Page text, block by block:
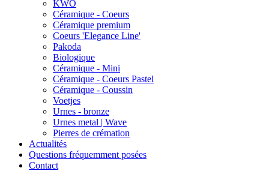
KWO
Céramique - Coeurs
Céramique premium
Coeurs 'Elegance Line'
Pakoda
Biologique
Céramique - Mini
Céramique - Coeurs Pastel
Céramique - Coussin
Voetjes
Urnes - bronze
Urnes metal | Wave
Pierres de crémation
Actualités
Questions fréquemment posées
Contact